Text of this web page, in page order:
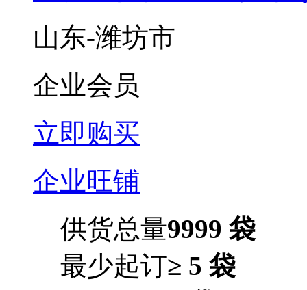
山东-潍坊市
企业会员
立即购买
企业旺铺
供货总量9999 袋
最少起订≥ 5 袋